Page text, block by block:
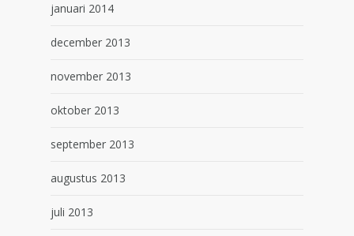
januari 2014
december 2013
november 2013
oktober 2013
september 2013
augustus 2013
juli 2013